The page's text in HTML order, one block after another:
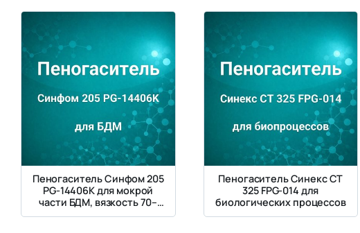
Пеногаситель Синфом 205
PG-14406K для мокрой
части БДМ, вязкость 70–
120 мм²/с
Пеногаситель Синекс СТ
325 FPG-014 для
биологических процессов